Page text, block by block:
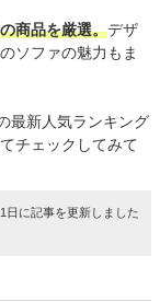
商品を厳選。デザ
ソファの魅力もま
最新人気ランキング
チェックしてみて
日に記事を更新しました